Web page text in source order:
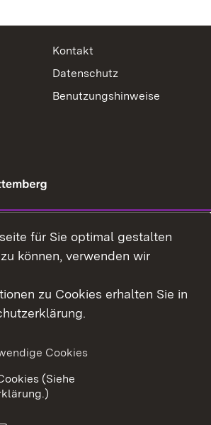
Kontakt
Datenschutz
Benutzungshinweise
für Sie optimal gestalten
können, verwenden wir
zu Cookies erhalten Sie in
Cookies
(Siehe